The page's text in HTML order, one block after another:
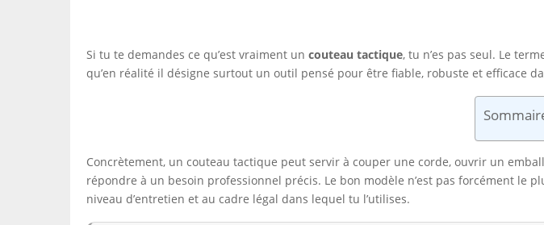
Si tu te demandes ce qu’est vraiment un couteau tactique, tu n’es pas seul. Le
qu’en réalité il désigne surtout un outil pensé pour être fiable, robuste et efficace
Concrètement, un couteau tactique peut servir à couper une corde, ouvrir un
répondre à un besoin professionnel précis. Le bon modèle n’est pas forcément le
niveau d’entretien et au cadre légal dans lequel tu l’utilises.